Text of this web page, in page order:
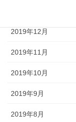
2019年12月
2019年11月
2019年10月
2019年9月
2019年8月